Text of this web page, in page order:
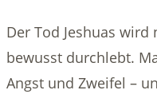
Der Tod Jeshuas
bewusst durchlebt.
Angst und Zweifel –